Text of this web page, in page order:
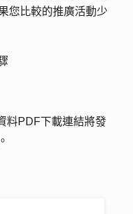
您比較的推廣活動少
料PDF下載連結將發